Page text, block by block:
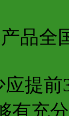
品全
提
有充